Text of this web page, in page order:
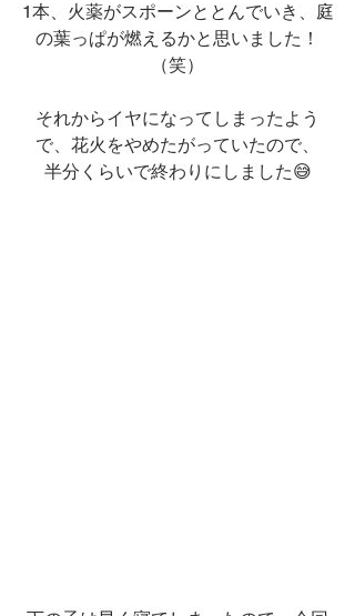
1本、火薬がスポーンととんでいき、庭
の葉っぱが燃えるかと思いました！
（笑）
それからイヤになってしまったよう
で、花火をやめたがっていたので、
半分くらいで終わりにしました😅